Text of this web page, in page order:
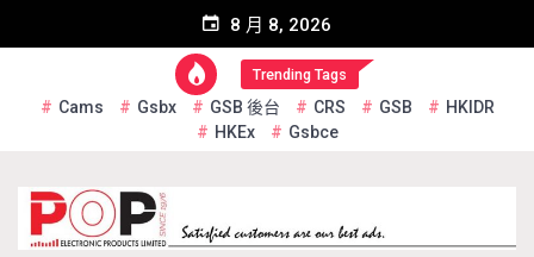
8 月 8, 2026
Trending Tags
Cams Gsbx GSB 後台 CRS GSB
HKIDR
HKEx
Gsbce